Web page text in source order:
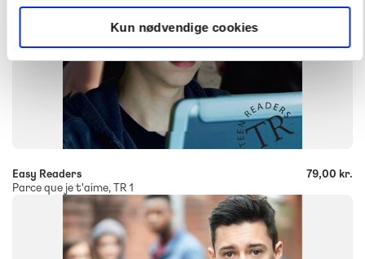
Kun nødvendige cookies
+
Easy Readers
Parce que je t'aime, TR 1
79,00 kr.